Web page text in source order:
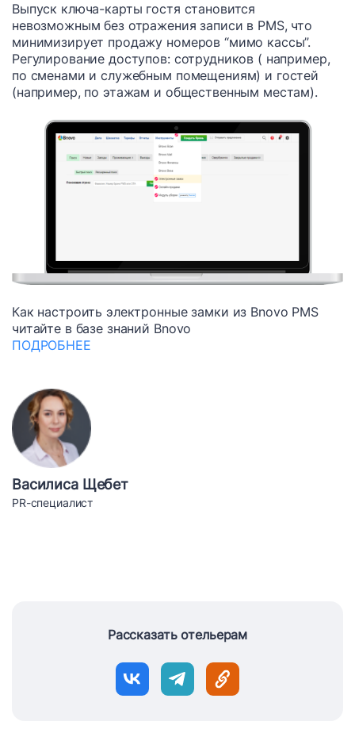
Выпуск ключа-карты гостя становится
невозможным без отражения записи в PMS, что
минимизирует продажу номеров “мимо кассы”.
Регулирование доступов: сотрудников ( например,
по сменами и служебным помещениям) и гостей
(например, по этажам и общественным местам).
Как настроить электронные замки из Bnovo PMS
читайте в базе знаний Bnovo
ПОДРОБНЕЕ
Василиса Щебет
PR-специалист
Рассказать отельерам